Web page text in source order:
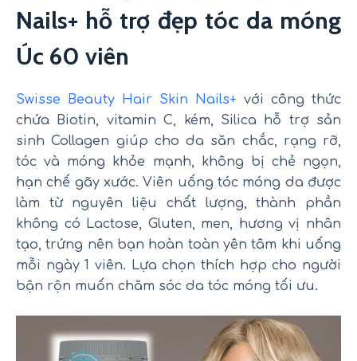
Nails+ hỗ trợ đẹp tóc da móng
Úc 60 viên
Swisse Beauty Hair Skin Nails+ với công thức
chứa Biotin, vitamin C, kém, Silica hỗ trợ sản
sinh Collagen giúp cho da săn chắc, rạng rỡ,
tóc và móng khỏe mạnh, không bị chẻ ngọn,
hạn chế gãy xước. Viên uống tóc móng da được
làm từ nguyên liệu chất lượng, thành phần
không có Lactose, Gluten, men, hương vị nhân
tạo, trứng nên bạn hoàn toàn yên tâm khi uống
mỗi ngày 1 viên. Lựa chọn thích hợp cho người
bận rộn muốn chăm sóc da tóc móng tối ưu.